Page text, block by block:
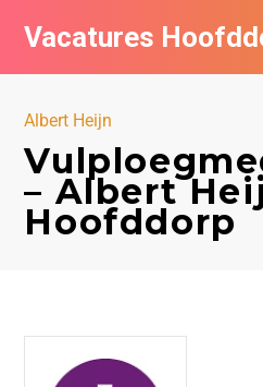
Vacatures
Albert Heijn
– Albert
Hoofddorp
Vacatures per bedrijf in